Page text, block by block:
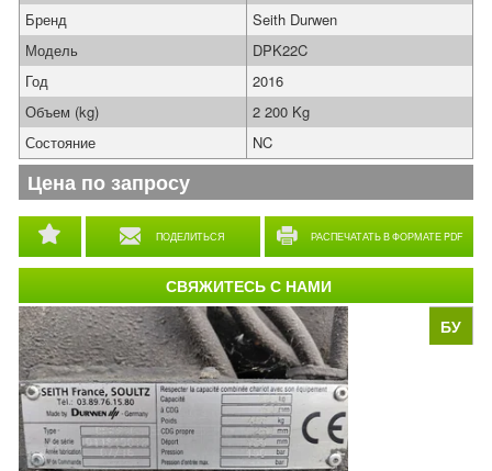
БУ
ПОДЕЛИТЬСЯ РАСПЕЧАТАТЬ В ФОРМАТЕ PDF
Бренд
Seith Durwen
Модель
DPK22C
Год
2016
Объем (kg)
2 200 Kg
Состояние
NC
Цена по запросу
СВЯЖИТЕСЬ С НАМИ